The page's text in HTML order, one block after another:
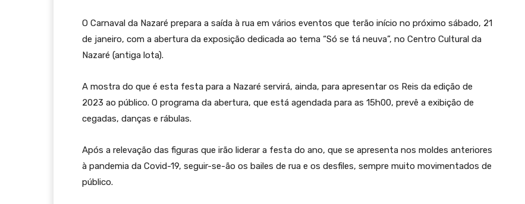
O Carnaval da Nazaré prepara a saída à rua em vários eventos que terão início no próximo sábado, 21
de janeiro, com a abertura da exposição dedicada ao tema “Só se tá neuva”, no Centro Cultural da
Nazaré (antiga lota).
A mostra do que é esta festa para a Nazaré servirá, ainda, para apresentar os Reis da edição de
2023 ao público. O programa da abertura, que está agendada para as 15h00, prevê a exibição de
cegadas, danças e rábulas.
Após a relevação das figuras que irão liderar a festa do ano, que se apresenta nos moldes anteriores
à pandemia da Covid-19, seguir-se-ão os bailes de rua e os desfiles, sempre muito movimentados de
público.